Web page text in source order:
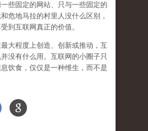
些固定的网站、只与一些固定的
危地马拉的村里人没什么区别，
到互联网真正的价值。
大程度上创造、创新或推动，互
没有什么用。互联网的小圈子只
饮食，仅仅是一种维生，而不是